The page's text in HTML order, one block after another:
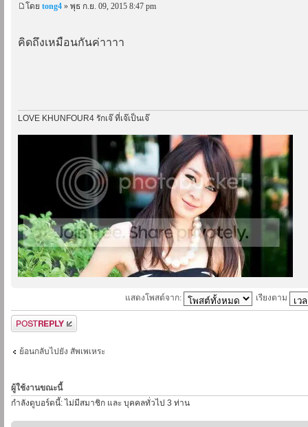
โดย tong4 » พุธ ก.ย. 09, 2015 8:47 pm
คิดถึงเหมือนกันค่าาาา
LOVE KHUNFOUR4 รักเจ๊ ที่เจ๊เป็นเจ๊
แสดงโพสต์จาก: เรียงตาม
ตอบกระทู้
ย้อนกลับไปยัง สัพเพเหระ
ผู้ใช้งานขณะนี้
กำลังดูบอร์ดนี้: ไม่มีสมาชิก และ บุคคลทั่วไป 3 ท่าน